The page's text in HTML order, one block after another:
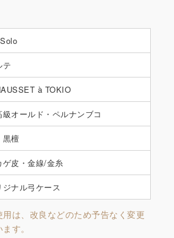
テ
à TOKIO
級オールド・ペルナンブコ
黒檀
ゲ皮・金線/金糸
ジナル弓ケース
は、改良などのため予告なく変更
す。